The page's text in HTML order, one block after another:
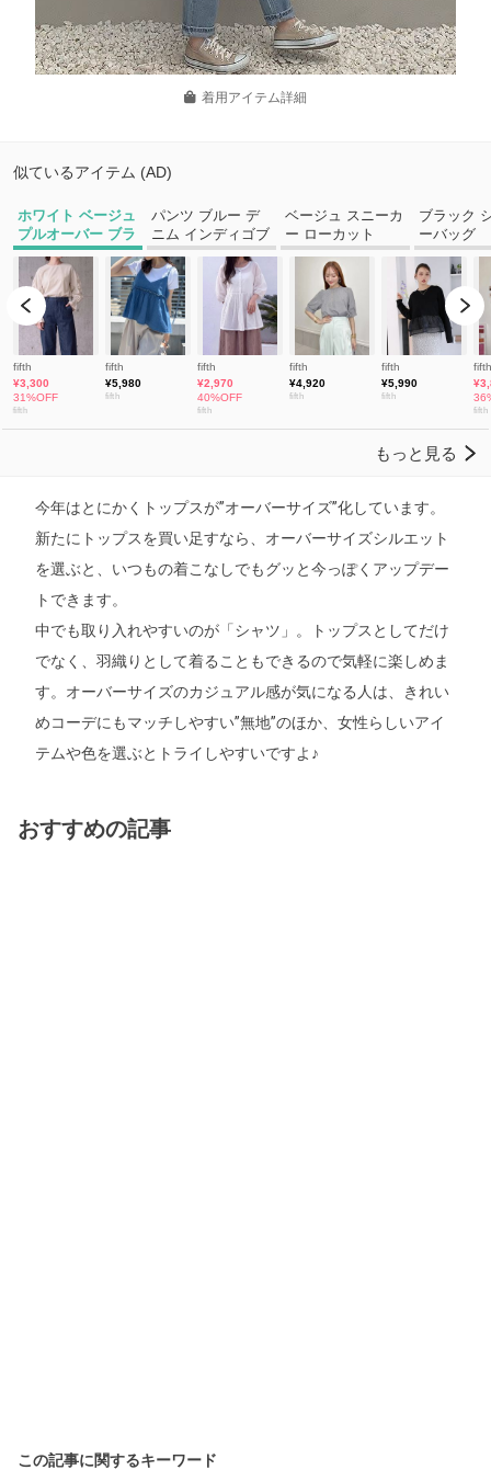
着用アイテム詳細
今年はとにかくトップスが”オーバーサイズ”化しています。
新たにトップスを買い足すなら、オーバーサイズシルエット
を選ぶと、いつもの着こなしでもグッと今っぽくアップデー
トできます。
中でも取り入れやすいのが「シャツ」。トップスとしてだけ
でなく、羽織りとして着ることもできるので気軽に楽しめま
す。オーバーサイズのカジュアル感が気になる人は、きれい
めコーデにもマッチしやすい”無地”のほか、女性らしいアイ
テムや色を選ぶとトライしやすいですよ♪
おすすめの記事
この記事に関するキーワード